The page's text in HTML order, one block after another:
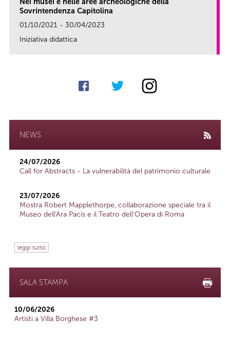
Sovrintendenza Capitolina
01/10/2021 - 30/04/2023
Iniziativa didattica
NEWS
24/07/2026
Call for Abstracts - La vulnerabilità del patrimonio culturale
23/07/2026
Mostra Robert Mapplethorpe, collaborazione speciale tra il
Museo dell'Ara Pacis e il Teatro dell'Opera di Roma
leggi tutto
SALA STAMPA
10/06/2026
Artisti a Villa Borghese #3